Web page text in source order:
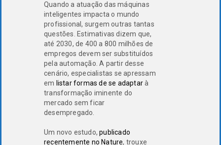
Quando a atuação das máquinas
inteligentes impacta o mundo
profissional, surgem outras tantas
questões. Estimativas dizem que,
até 2030, de 400 a 800 milhões de
empregos devem ser substituídos
pela automação. A partir desse
cenário, especialistas se apressam
em listar formas de se adaptarà
transformação iminente do
mercado sem ficar
desempregado.
Um novo estudo,publicado
recentemente no Nature, trouxe